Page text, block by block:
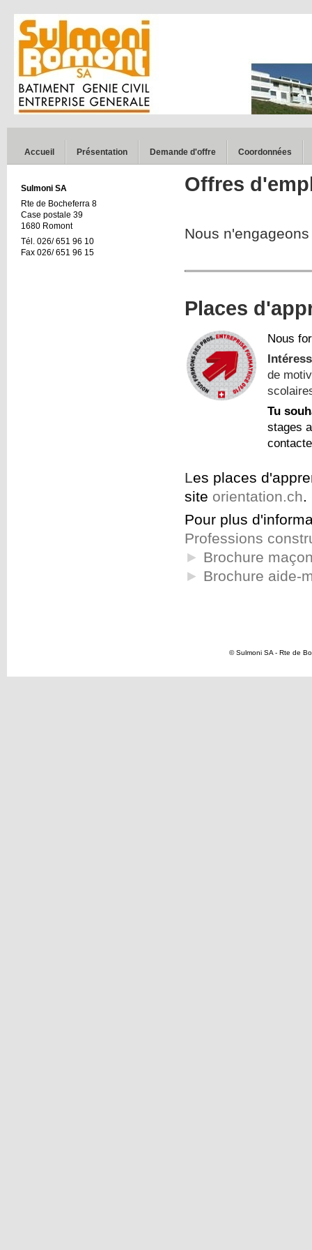
Accueil Présentation Demande d'offre Coordonnées
Sulmoni SA
Rte de Bocheferra 8
Case postale 39
1680 Romont
Tél. 026/ 651 96 10
Fax 026/ 651 96 15
Offres
Nous
Places
Nous
de
Tu
stages
Les places
site orientation.ch.
Pour plus
Professions
► Brochure
► Brochure aide-
© Sulmoni SA - Rte de